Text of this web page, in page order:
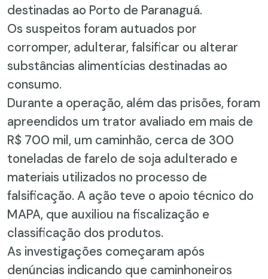
destinadas ao Porto de Paranaguá.
Os suspeitos foram autuados por
corromper, adulterar, falsificar ou alterar
substâncias alimentícias destinadas ao
consumo.
Durante a operação, além das prisões, foram
apreendidos um trator avaliado em mais de
R$ 700 mil, um caminhão, cerca de 300
toneladas de farelo de soja adulterado e
materiais utilizados no processo de
falsificação. A ação teve o apoio técnico do
MAPA, que auxiliou na fiscalização e
classificação dos produtos.
As investigações começaram após
denúncias indicando que caminhoneiros